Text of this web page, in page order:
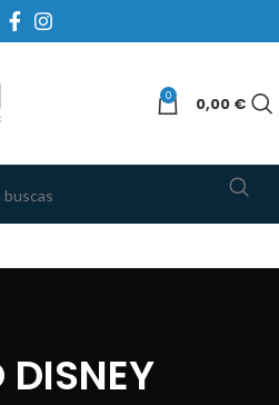
0 0,00 €
DISNEY